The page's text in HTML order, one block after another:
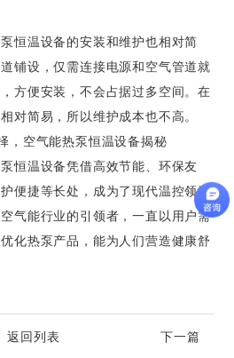
温设备的安装和维护也相对简
铺设，仅需连接电源和空气管道就
方便安装，不会占据过多空间。在
对简易，所以维护成本也不高。
温设备凭借高效节能、环保友
便捷等长处，成为了现代温控领域
气能行业的引领者，一直以用户需
化热泵产品，能为人们营造健康舒
返回列表 下一篇